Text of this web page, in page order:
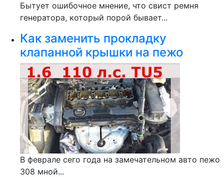
Бытует ошибочное мнение, что свист ремня
генератора, который порой бывает...
Как заменить прокладку
клапанной крышки на пежо
В феврале сего года на замечательном авто пежо
308 мной...